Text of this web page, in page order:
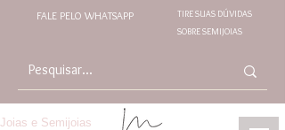
FALE PELO WHATSAPP
TIRE SUAS DÚVIDAS
SOBRE SEMIJOIAS
Joias e Semijoias